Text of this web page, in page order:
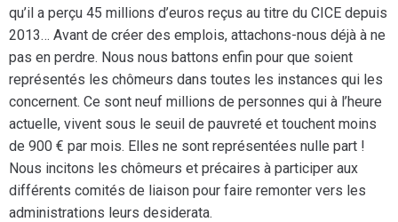
qu’il a perçu 45 millions d’euros reçus au titre du CICE depuis
2013… Avant de créer des emplois, attachons-nous déjà à ne
pas en perdre. Nous nous battons enfin pour que soient
représentés les chômeurs dans toutes les instances qui les
concernent. Ce sont neuf millions de personnes qui à l’heure
actuelle, vivent sous le seuil de pauvreté et touchent moins
de 900 € par mois. Elles ne sont représentées nulle part !
Nous incitons les chômeurs et précaires à participer aux
différents comités de liaison pour faire remonter vers les
administrations leurs desiderata.